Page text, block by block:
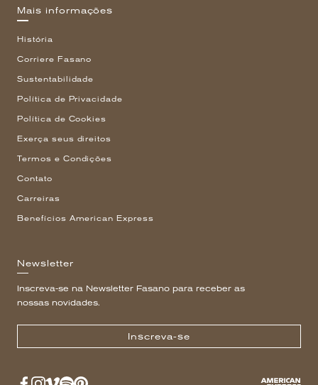
Mais informações
História
Corriere Fasano
Sustentabilidade
Política de Privacidade
Política de Cookies
Exerça seus direitos
Termos e Condições
Contato
Carreiras
Benefícios American Express
Newsletter
Inscreva-se na Newsletter Fasano para receber as
nossas novidades.
Inscreva-se